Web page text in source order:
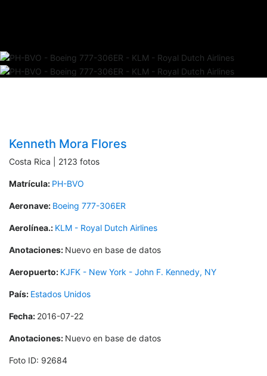
Kenneth Mora Flores
Costa Rica | 2123 fotos
Matrícula: PH-BVO
Aeronave: Boeing 777-306ER
Aerolínea.: KLM - Royal Dutch Airlines
Anotaciones: Nuevo en base de datos
Aeropuerto: KJFK - New York - John F. Kennedy, NY
País: Estados Unidos
Fecha: 2016-07-22
Anotaciones: Nuevo en base de datos
Foto ID: 92684